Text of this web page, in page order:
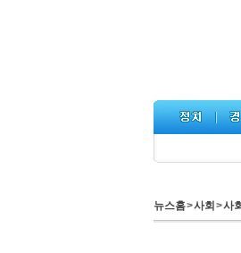
뉴스홈>사회 >사